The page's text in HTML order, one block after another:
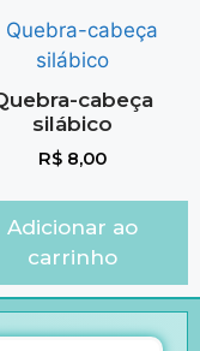
cabeça
silábico
R$ 8,00
Adicionar ao
carrinho